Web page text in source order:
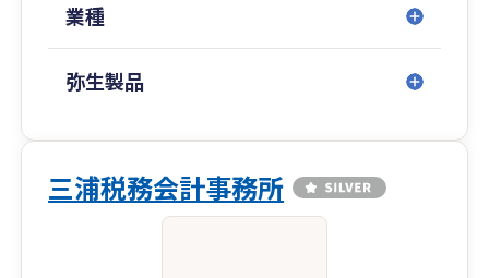
業種
弥生製品
三浦税務会計事務所